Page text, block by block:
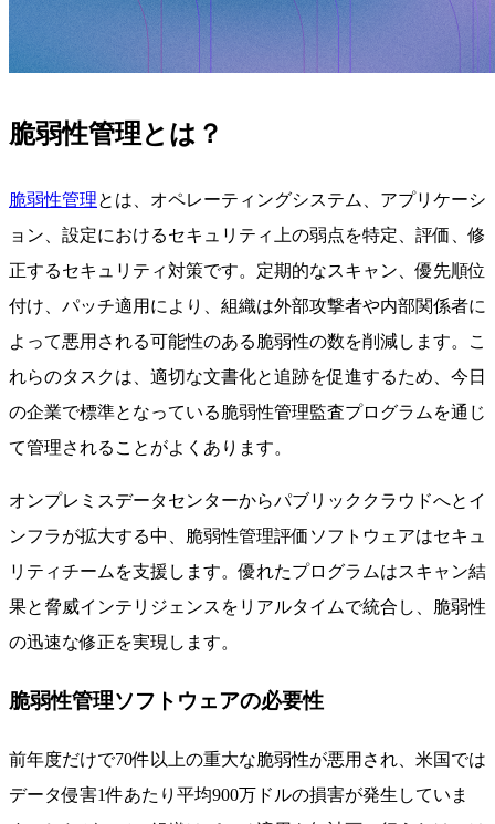
脆弱性管理とは？
脆弱性管理とは、オペレーティングシステム、アプリケーシ
ョン、設定におけるセキュリティ上の弱点を特定、評価、修
正するセキュリティ対策です。定期的なスキャン、優先順位
付け、パッチ適用により、組織は外部攻撃者や内部関係者に
よって悪用される可能性のある脆弱性の数を削減します。こ
れらのタスクは、適切な文書化と追跡を促進するため、今日
の企業で標準となっている脆弱性管理監査プログラムを通じ
て管理されることがよくあります。
オンプレミスデータセンターからパブリッククラウドへとイ
ンフラが拡大する中、脆弱性管理評価ソフトウェアはセキュ
リティチームを支援します。優れたプログラムはスキャン結
果と脅威インテリジェンスをリアルタイムで統合し、脆弱性
の迅速な修正を実現します。
脆弱性管理ソフトウェアの必要性
前年度だけで70件以上の重大な脆弱性が悪用され、米国では
データ侵害1件あたり平均900万ドルの損害が発生していま